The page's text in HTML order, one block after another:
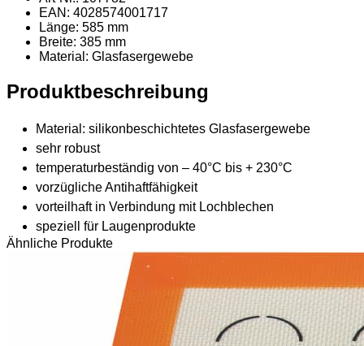
EAN: 4028574001717
Länge: 585 mm
Breite: 385 mm
Material : Glasfasergewebe
Produktbeschreibung
Material: silikonbeschichtetes Glasfasergewebe
sehr robust
temperaturbeständig von – 40°C bis + 230°C
vorzügliche Antihaftfähigkeit
vorteilhaft in Verbindung mit Lochblechen
speziell für Laugenprodukte
Ähnliche Produkte